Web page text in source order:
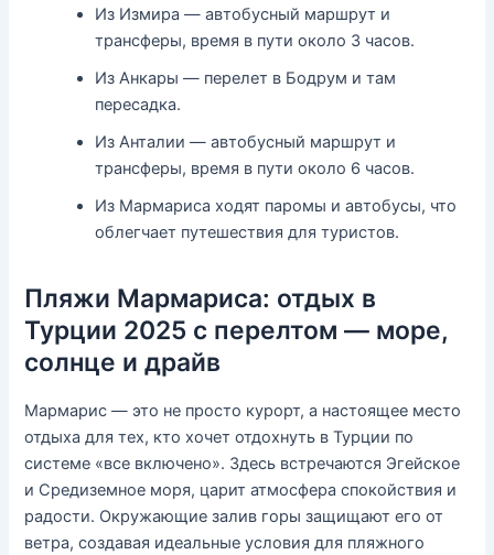
Из Измира — автобусный маршрут и
трансферы, время в пути около 3 часов.
Из Анкары — перелет в Бодрум и там
пересадка.
Из Анталии — автобусный маршрут и
трансферы, время в пути около 6 часов.
Из Мармариса ходят паромы и автобусы, что
облегчает путешествия для туристов.
Пляжи Мармариса: отдых в
Турции 2025 с перелтом — море,
солнце и драйв
Мармарис — это не просто курорт, а настоящее место
отдыха для тех, кто хочет отдохнуть в Турции по
системе «все включено». Здесь встречаются Эгейское
и Средиземное моря, царит атмосфера спокойствия и
радости. Окружающие залив горы защищают его от
ветра, создавая идеальные условия для пляжного